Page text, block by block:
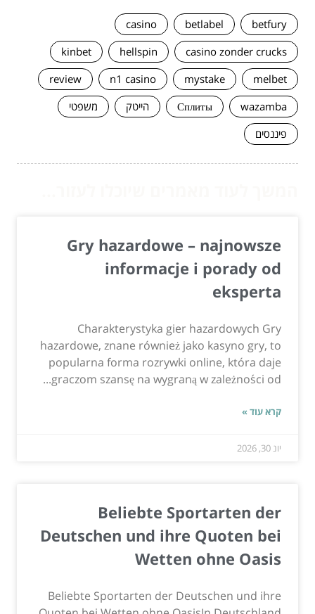
betfury
betlabel
casino
casino zonder crucks
hellspin
kinbet
melbet
mystake
n1 casino
review
wazamba
Сплиты הייטק
משפטי
פיננסים
Gry hazardowe – najnowsze
informacje i porady od
eksperta
Charakterystyka gier hazardowych Gry
hazardowe, znane również jako kasyno gry, to
popularna forma rozrywki online, która daje
graczom szansę na wygraną w zależności od...
קרא עוד »
יונ 30, 2026
Beliebte Sportarten der
Deutschen und ihre Quoten bei
Wetten ohne Oasis
Beliebte Sportarten der Deutschen und ihre